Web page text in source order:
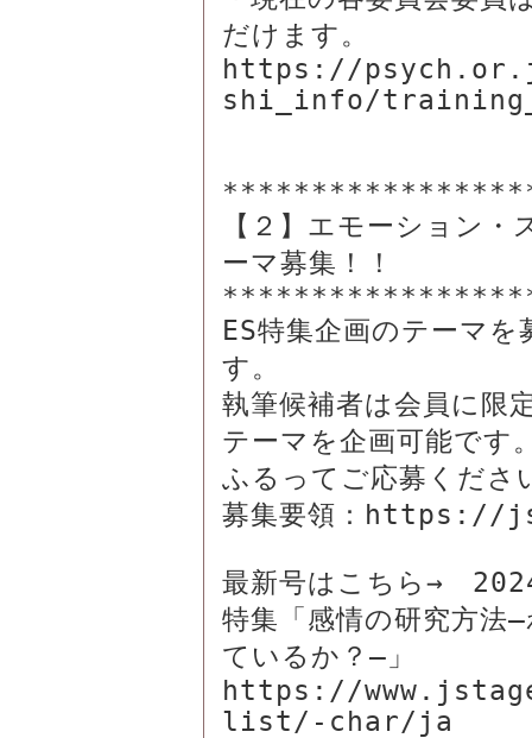
だけます。
https://
shi_info/
【２】エモーション
ーマ募集！！
ES特集企画のテーマ
す。
執筆候補者は会員に限
テーマを企画可能です
ふるってご応募くださ
募集要領：
最新号はこちら→　
特集「感情の研究方法
ているか？―」
https://
list/-char/ja